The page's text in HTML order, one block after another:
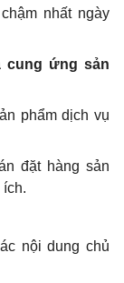
nhất ngày
cung ứng sản
phẩm dịch vụ
đặt hàng sản
ích.
nội dung chủ